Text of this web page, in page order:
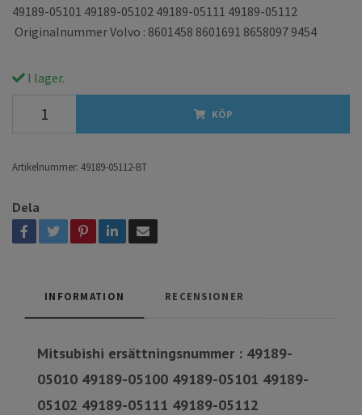
49189-05101 49189-05102 49189-05111 49189-05112
Originalnummer Volvo : 8601458 8601691 8658097 9454
I lager.
KÖP
Artikelnummer: 49189-05112-BT
Dela
INFORMATION RECENSIONER
Mitsubishi ersättningsnummer : 49189-
05010 49189-05100 49189-05101 49189-
05102 49189-05111 49189-05112